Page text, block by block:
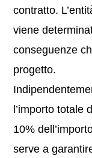
contratto.
viene
conseguenze
progetto.
l’importo totale
10%
serve a